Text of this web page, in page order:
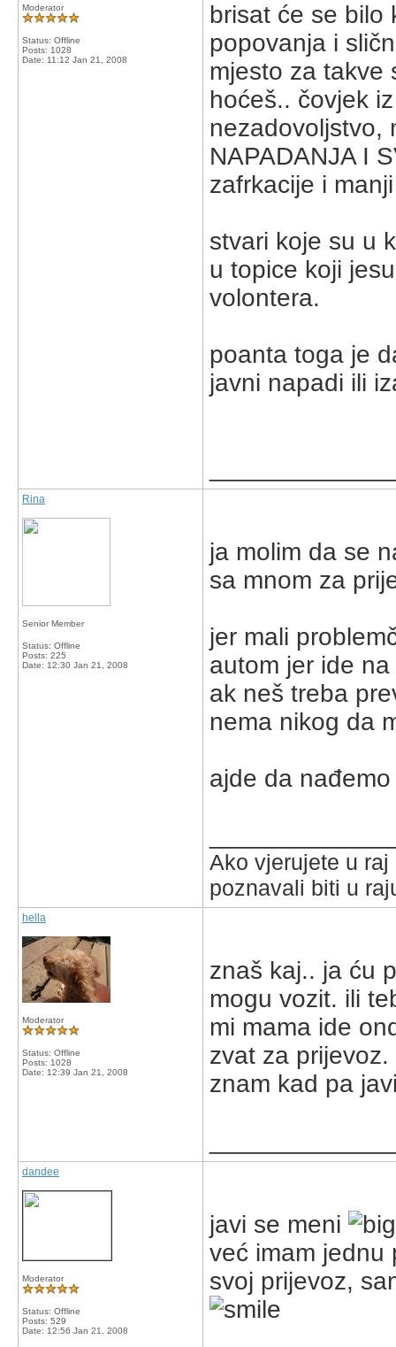
Moderator
Status: Offline
Posts: 1028
Date: 11:12 Jan 21, 2008
brisat će se bilo
popovanja i
mjesto za takve
hoćeš.. čovjek
nezadovoljstvo,
NAPADANJA I
zafrkacije i
stvari koje su u
u topice koji
volontera.
poanta toga je
javni napadi ili
Rina
Senior Member
Status: Offline
Posts: 225
Date: 12:30 Jan 21, 2008
ja molim da se
sa mnom za
jer mali
autom jer ide
ak neš treba
nema nikog da
ajde da
Ako vjerujete u
poznavali biti u
hella
Moderator
Status: Offline
Posts: 1028
Date: 12:39 Jan 21, 2008
znaš kaj.. ja ću
mogu vozit. ili
mi mama ide
zvat za
znam kad pa
dandee
Moderator
Status: Offline
Posts: 529
Date: 12:56 Jan 21, 2008
javi se meni
već imam jednu
svoj prijevoz,